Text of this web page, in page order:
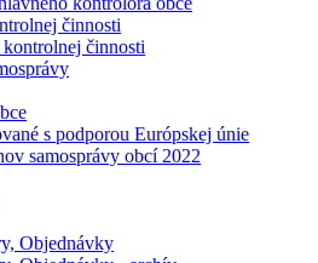
činnosti
kontrolnej činnosti
s podporou Európskej únie
samosprávy obcí 2022
Objednávky